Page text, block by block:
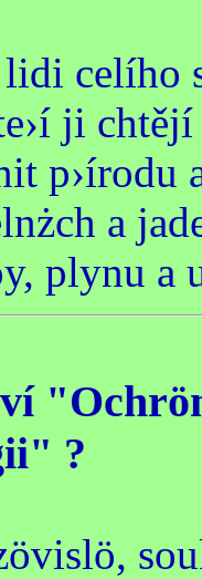
celího
ji
p›írodu
a
plynu a
?